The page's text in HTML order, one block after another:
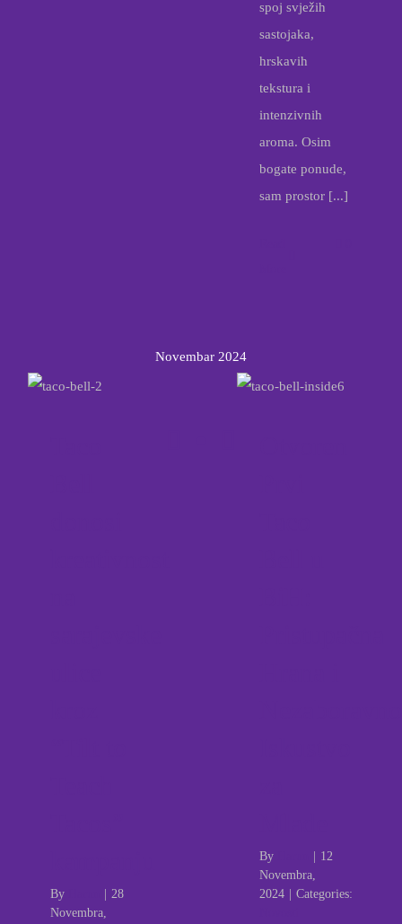
spoj svježih
sastojaka,
hrskavih
tekstura i
intenzivnih
aroma. Osim
bogate ponude,
sam prostor [...]
Novembar 2024
By
28
Novembra,
By
12
Novembra,
2024
Categories: